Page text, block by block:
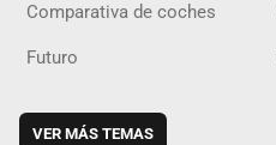
Comparativa de coches
Futuro
VER MÁS TEMAS